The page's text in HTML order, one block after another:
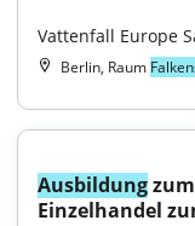
Vattenfall Europe
Berlin, Raum
Ausbildung
Einzelhandel